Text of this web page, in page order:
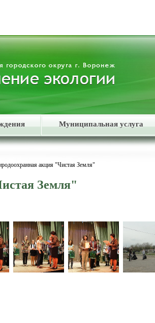
Муниципальная услуга
акция "Чистая Земля"
Земля"